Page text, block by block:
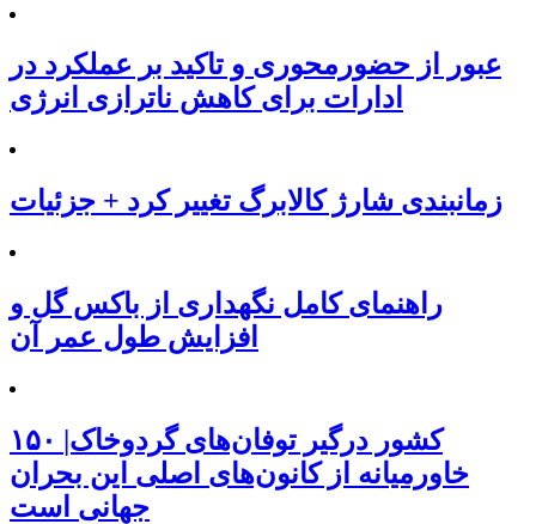
عبور از حضورمحوری و تاکید بر عملکرد در
ادارات برای کاهش ناترازی انرژی
زمانبندی شارژ کالابرگ تغییر کرد + جزئیات
راهنمای کامل نگهداری از باکس گل و
افزایش طول عمر آن
۱۵۰ کشور درگیر توفان‌های گردوخاک|
خاورمیانه از کانون‌های اصلی این بحران
جهانی است